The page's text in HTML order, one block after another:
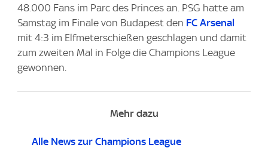
48.000 Fans im Parc des Princes an. PSG hatte am
Samstag im Finale von Budapest den FC Arsenal
mit 4:3 im Elfmeterschießen geschlagen und damit
zum zweiten Mal in Folge die Champions League
gewonnen.
Mehr dazu
Alle News zur Champions League